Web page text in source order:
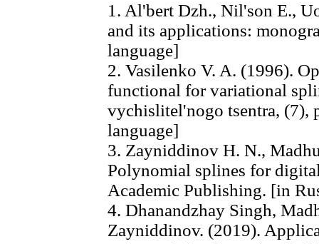
1. Al'bert Dzh., Nil'son E.,
and its applications:
language]
2. Vasilenko V. A. (1996).
functional for variational
vychislitel'nogo tsentra, (7),
language]
3. Zayniddinov H. N.,
Polynomial splines for
Academic Publishing. [in
4. Dhanandzhay Singh,
Zayniddinov. (2019).